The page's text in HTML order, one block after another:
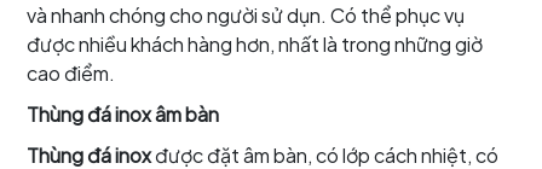
và nhanh chóng cho người sử dụn. Có thể phục vụ
được nhiều khách hàng hơn, nhất là trong những giờ
cao điểm.
Thùng đá inox âm bàn
Thùng đá inoxđược đặt âm bàn, có lớp cách nhiệt, có